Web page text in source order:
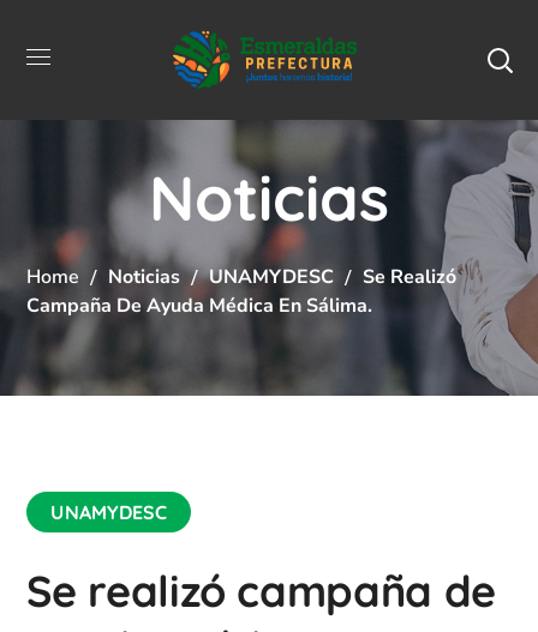
Noticias
Home Noticias UNAMYDESC
Se Realizó
Campaña De Ayuda Médica En Sálima.
UNAMYDESC
Se realizó campaña de